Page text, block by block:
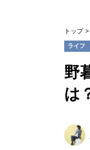
トップ
ライフ
野
は